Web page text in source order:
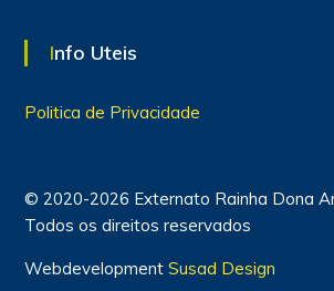
Info Uteis
Politica de Privacidade
© 2020-2026 Externato Rainha Dona
Todos os direitos reservados
Webdevelopment Susad Design